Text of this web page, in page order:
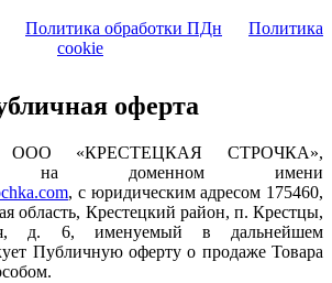
Политика обработки ПДн
Политика
cookie
оферта
ООО «КРЕСТЕЦКАЯ СТРОЧКА»,
на доменном имени
, с юридическим адресом 175460,
область, Крестецкий район, п. Крестцы,
д. 6, именуемый в дальнейшем
Публичную оферту о продаже Товара